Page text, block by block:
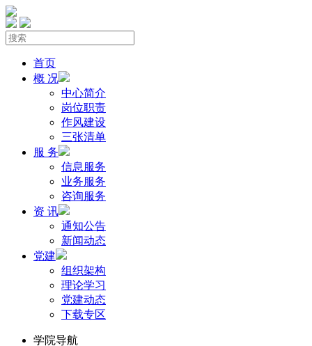
首页
概 况
中心简介
岗位职责
作风建设
三张清单
服 务
信息服务
业务服务
咨询服务
资 讯
通知公告
新闻动态
党建
组织架构
理论学习
党建动态
下载专区
学院导航